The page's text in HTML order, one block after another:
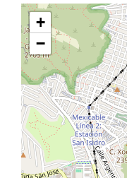
+
−